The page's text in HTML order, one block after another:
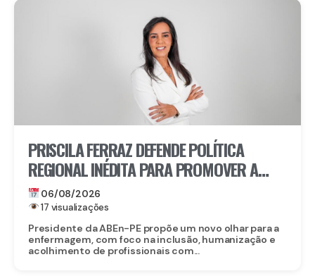
PRISCILA FERRAZ DEFENDE POLÍTICA
REGIONAL INÉDITA PARA PROMOVER A
INCLUSÃO DE ENFERMEIROS PCDS E
ATÍPICOS EM PERNAMBUCO
06/08/2026
17 visualizações
Presidente da ABEn-PE propõe um novo olhar para a
enfermagem, com foco na inclusão, humanização e
acolhimento de profissionais com...